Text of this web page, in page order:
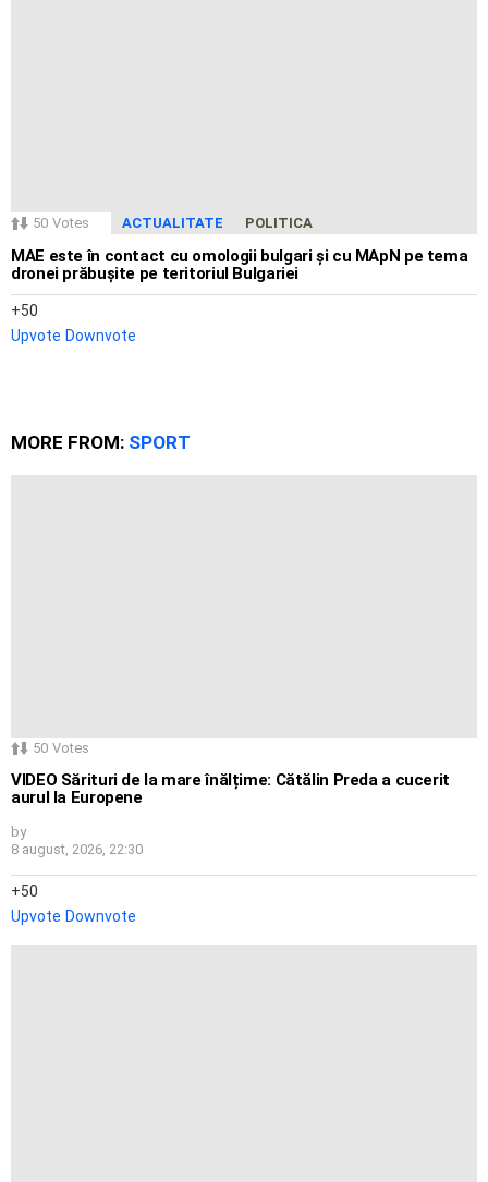
50 Votes ACTUALITATE POLITICA
MAE este în contact cu omologii bulgari și cu MApN pe tema
dronei prăbușite pe teritoriul Bulgariei
50
Upvote Downvote
MORE FROM: SPORT
50 Votes
VIDEO Sărituri de la mare înălțime: Cătălin Preda a cucerit
aurul la Europene
by
8 august, 2026, 22:30
50
Upvote Downvote